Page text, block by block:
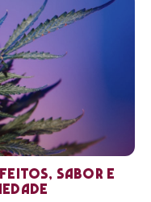
sabor e